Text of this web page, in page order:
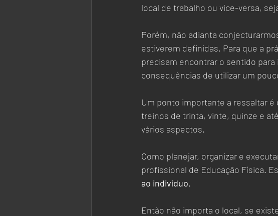
local de trabalho ou vice-versa,
Porém, não adianta
estiverem definidas. Para que a
precisam encontrar o sentido
consequências de utilizar um
Um ponto importante a ressaltar
treinos de trinta, vinte, quinze e
vários aspectos.
Como planejar, organizar e
profissional de Educação Física.
ao indivíduo.
Então não importa o local, se